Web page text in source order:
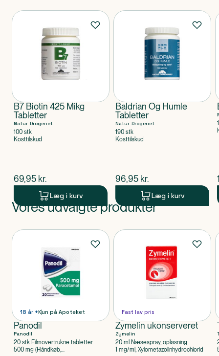
Produkter
B7 Biotin 425 Mikg
Tabletter
Natur Drogeriet
100 stk
Kosttilskud
$nuværende pris
69,95 kr.
Læg i kurv
Baldrian Og Humle
Tabletter
Natur Drogeriet
190 stk
Kosttilskud
$nuværende pris
96,95 kr.
Læg i kurv
Produkt 1 af 0
Vores udvalgte produkter
Produkter
18 år +Kun på Apoteket
Panodil
Panodil
20 stk Filmovertrukne tabletter
500 mg (Håndkøb,
Fast lav pris
Zymelin ukonserveret
Zymelin
20 ml Næsespray, opløsning
1 mg/ml, Xylometazolinhydrochlorid